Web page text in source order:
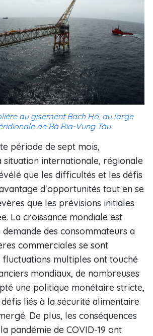
au gisement Bach Hô, au large
de Bà Ria-Vung Tàu.
période de sept mois,
situation internationale, régionale
que les difficultés et les défis
d'opportunités tout en se
que les prévisions initiales
La croissance mondiale est
des consommateurs a
commerciales se sont
fluctuations multiples ont touché
mondiaux, de nombreuses
une politique monétaire stricte,
liés à la sécurité alimentaire
De plus, les conséquences
pandémie de COVID-19 ont